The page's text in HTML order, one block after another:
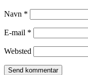
Navn *
E-mail *
Websted